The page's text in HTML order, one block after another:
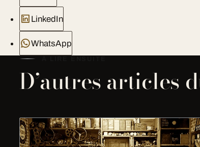
LinkedIn
WhatsApp
D’autres articles